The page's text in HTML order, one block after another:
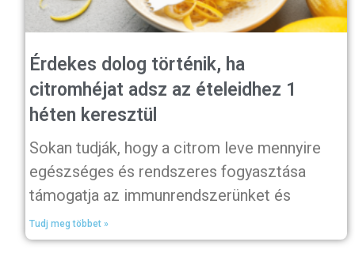
Érdekes dolog történik, ha
citromhéjat adsz az ételeidhez 1
héten keresztül
Sokan tudják, hogy a citrom leve mennyire
egészséges és rendszeres fogyasztása
támogatja az immunrendszerünket és
Tudj meg többet »